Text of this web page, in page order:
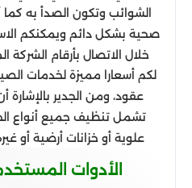
الشوائب وتكون الصدأ به
صحية بشكل دائم ويمكنكم
خلال الاتصال بأرقام الشركة
لكم أسعارا مميزة لخدمات
عقود، ومن الجدير
تشمل تنظيف جميع أنواع
علوية أو خزانات أرضية أو
الأدوات